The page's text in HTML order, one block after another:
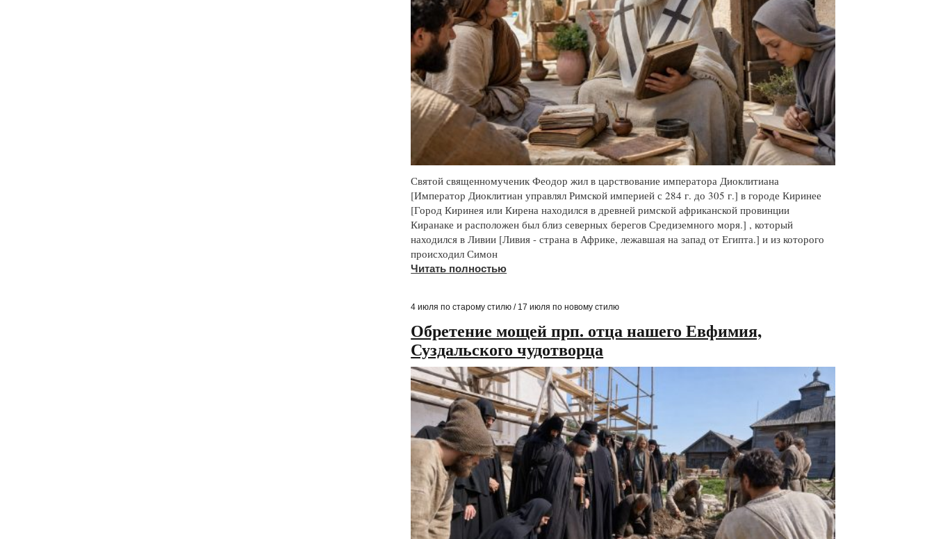
Святой священномученик Феодор жил в царствование императора Диоклитиана
[Император Диоклитиан управлял Римской империей с 284 г. до 305 г.] в городе Киринее
[Город Киринея или Кирена находился в древней римской африканской провинции
Киранаке и расположен был близ северных берегов Средиземного моря.] , который
находился в Ливии [Ливия - страна в Африке, лежавшая на запад от Египта.] и из которого
происходил Симон
Читать полностью
4 июля по старому стилю / 17 июля по новому стилю
Обретение мощей прп. отца нашего Евфимия,
Суздальского чудотворца